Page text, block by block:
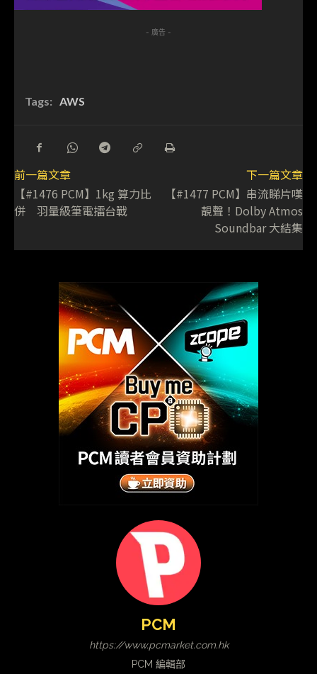
- 廣告 -
Tags: AWS
前一篇文章
【#1476 PCM】1kg 算力比
併 羽量級筆電擂台戰
下一篇文章
【#1477 PCM】串流睇片嘆
靚聲！Dolby Atmos
Soundbar 大結集
PCM
https://www.pcmarket.com.hk
PCM 編輯部